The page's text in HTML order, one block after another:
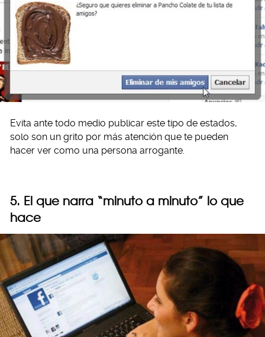
Evita ante todo medio publicar este tipo de estados,
solo son un grito por más atención que te pueden
hacer ver como una persona arrogante.
5. El que narra “minuto a minuto” lo que
hace